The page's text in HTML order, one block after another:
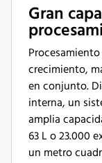
Gran
crecimiento,
en conjunto.
interna, un
amplia
63 L o 23.000
un metro